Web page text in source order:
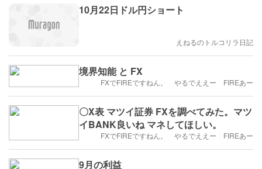
10月22日ドル円ショート
えねるのトルコリラ日記
境界知能 と FX
FXでFIREですねん。 やるでええー FIREあー
〇X表 マツイ証券 FXを調べてみた。マツ
イBANK良いね マネしてほしい。
FXでFIREですねん。 やるでええー FIREあー
9月の利益